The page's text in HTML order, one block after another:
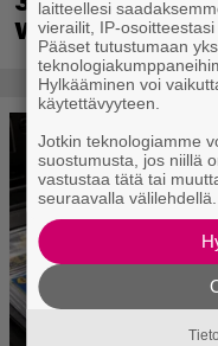
Wolfenstein-
laitteellesi
vierailit, IP-
Pääset tutustumaan
Hylkääminen voi
käytettävyyteen.
Jotkin teknologiamme
suostumusta, jos niillä
vastustaa tätä tai
seuraavalla välilehdellä.